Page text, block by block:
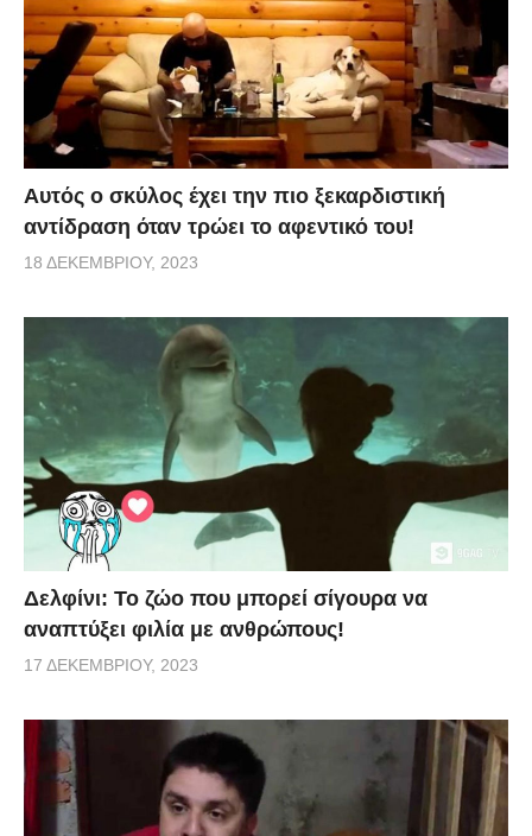
Αυτός ο σκύλος έχει την πιο ξεκαρδιστική
αντίδραση όταν τρώει το αφεντικό του!
18 ΔΕΚΕΜΒΡΊΟΥ, 2023
Δελφίνι: Το ζώο που μπορεί σίγουρα να
αναπτύξει φιλία με ανθρώπους!
17 ΔΕΚΕΜΒΡΊΟΥ, 2023